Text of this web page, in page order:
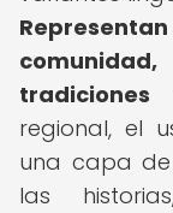
tradiciones
regional, el
una capa
las